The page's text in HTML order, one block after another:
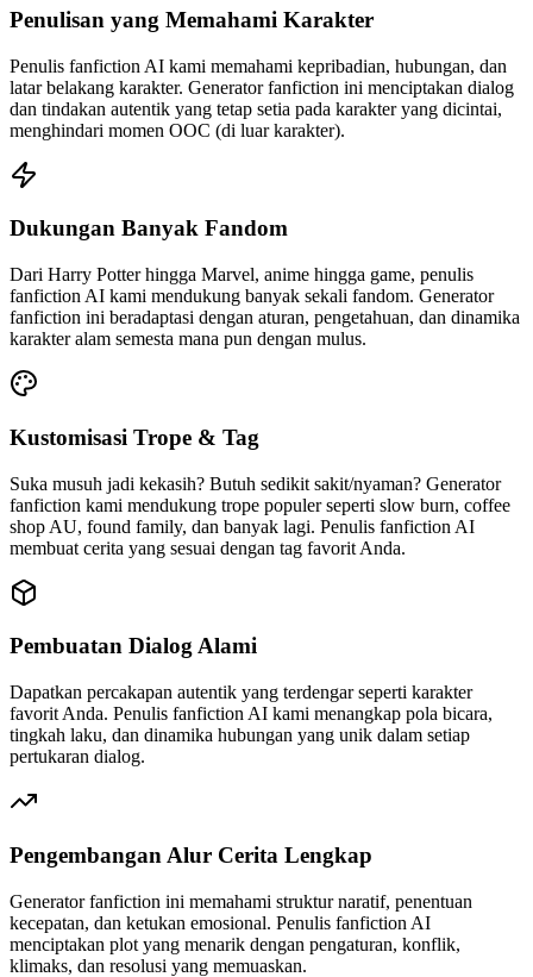
Penulisan yang Memahami Karakter
Penulis fanfiction AI kami memahami kepribadian, hubungan, dan
latar belakang karakter. Generator fanfiction ini menciptakan dialog
dan tindakan autentik yang tetap setia pada karakter yang dicintai,
menghindari momen OOC (di luar karakter).
Dukungan Banyak Fandom
Dari Harry Potter hingga Marvel, anime hingga game, penulis
fanfiction AI kami mendukung banyak sekali fandom. Generator
fanfiction ini beradaptasi dengan aturan, pengetahuan, dan dinamika
karakter alam semesta mana pun dengan mulus.
Kustomisasi Trope & Tag
Suka musuh jadi kekasih? Butuh sedikit sakit/nyaman? Generator
fanfiction kami mendukung trope populer seperti slow burn, coffee
shop AU, found family, dan banyak lagi. Penulis fanfiction AI
membuat cerita yang sesuai dengan tag favorit Anda.
Pembuatan Dialog Alami
Dapatkan percakapan autentik yang terdengar seperti karakter
favorit Anda. Penulis fanfiction AI kami menangkap pola bicara,
tingkah laku, dan dinamika hubungan yang unik dalam setiap
pertukaran dialog.
Pengembangan Alur Cerita Lengkap
Generator fanfiction ini memahami struktur naratif, penentuan
kecepatan, dan ketukan emosional. Penulis fanfiction AI
menciptakan plot yang menarik dengan pengaturan, konflik,
klimaks, dan resolusi yang memuaskan.